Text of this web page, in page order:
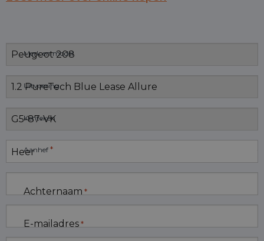
Merk en model
Uitvoering
Kenteken
Aanhef *
Achternaam *
E-mailadres *